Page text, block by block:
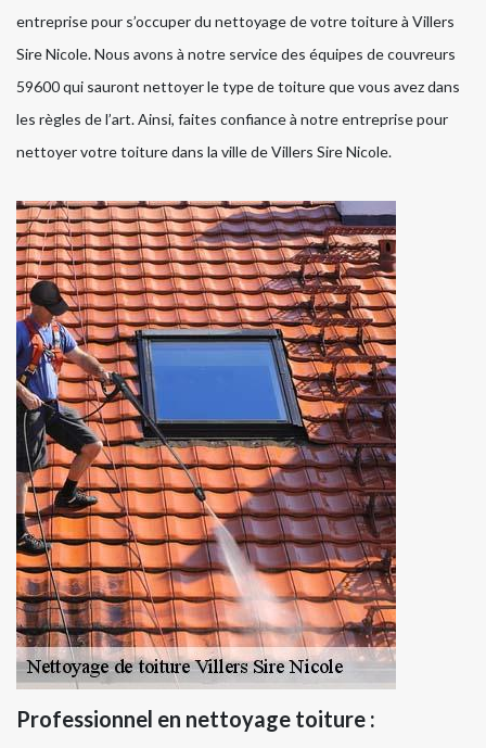
entreprise pour s’occuper du nettoyage de votre toiture à Villers
Sire Nicole. Nous avons à notre service des équipes de couvreurs
59600 qui sauront nettoyer le type de toiture que vous avez dans
les règles de l’art. Ainsi, faites confiance à notre entreprise pour
nettoyer votre toiture dans la ville de Villers Sire Nicole.
Professionnel en nettoyage toiture :